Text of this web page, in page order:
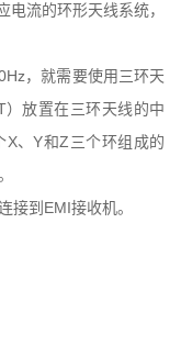
流的环形天线系统，
，就需要使用三环天
放置在三环天线的中
X、Y和Z三个环组成的
接到EMI接收机。